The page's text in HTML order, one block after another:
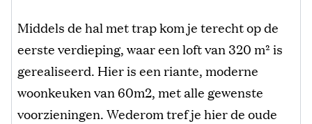
Middels de hal met trap kom je terecht op de
eerste verdieping, waar een loft van 320 m² is
gerealiseerd. Hier is een riante, moderne
woonkeuken van 60m2, met alle gewenste
voorzieningen. Wederom tref je hier de oude